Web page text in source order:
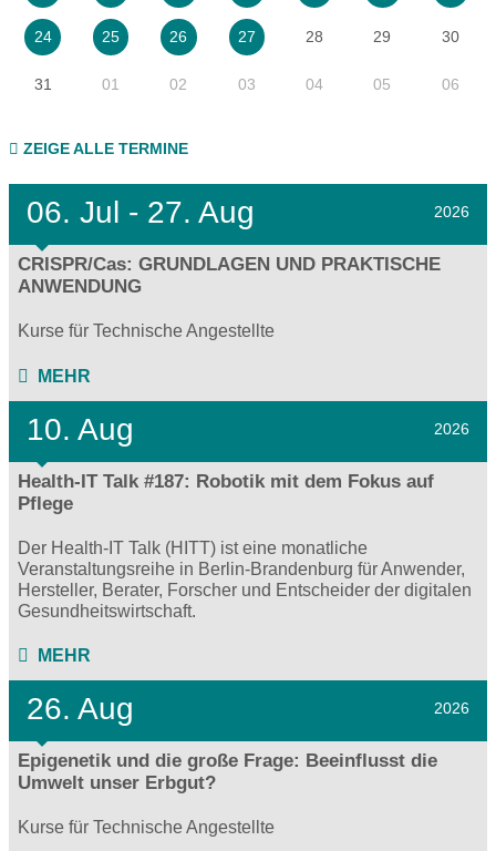
24 25 26 27 28 29 30
31 01 02 03 04 05 06
ZEIGE ALLE TERMINE
06. Jul - 27. Aug 2026
CRISPR/Cas: GRUNDLAGEN UND PRAKTISCHE
ANWENDUNG
Kurse für Technische Angestellte
MEHR
10. Aug 2026
Health-IT Talk #187: Robotik mit dem Fokus auf
Pflege
Der Health-IT Talk (HITT) ist eine monatliche
Veranstaltungsreihe in Berlin-Brandenburg für Anwender,
Hersteller, Berater, Forscher und Entscheider der digitalen
Gesundheitswirtschaft.
MEHR
26. Aug 2026
Epigenetik und die große Frage: Beeinflusst die
Umwelt unser Erbgut?
Kurse für Technische Angestellte